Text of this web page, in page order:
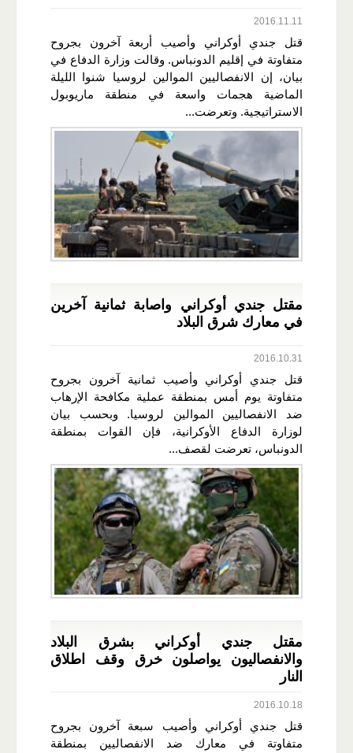
2016.11.11
قتل جندي أوكراني وأصيب أربعة آخرون بجروح
متفاوتة في إقليم الدونباس. وقالت وزارة الدفاع في
بيان، إن الانفصاليين الموالين لروسيا شنوا الليلة
الماضية هجمات واسعة في منطقة ماريوبول
الاستراتيجية. وتعرضت...
مقتل جندي أوكراني واصابة ثمانية آخرين
في معارك شرق البلاد
2016.10.31
قتل جندي أوكراني وأصيب ثمانية آخرون بجروح
متفاوتة يوم أمس بمنطقة عملية مكافحة الإرهاب
ضد الانفصاليين الموالين لروسيا. وبحسب بيان
لوزارة الدفاع الأوكرانية، فإن القوات بمنطقة
الدونباس، تعرضت لقصف...
مقتل جندي أوكراني بشرق البلاد
والانفصاليون يواصلون خرق وقف اطلاق
النار
2016.10.18
قتل جندي أوكراني وأصيب سبعة آخرون بجروح
متفاوتة في معارك ضد الانفصاليين بمنطقة